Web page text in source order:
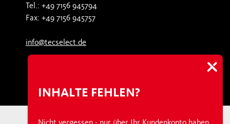
INHALTE FEHLEN?
Tel.: +49 7156 945794
Fax: +49 7156 945757
info@tecselect.de